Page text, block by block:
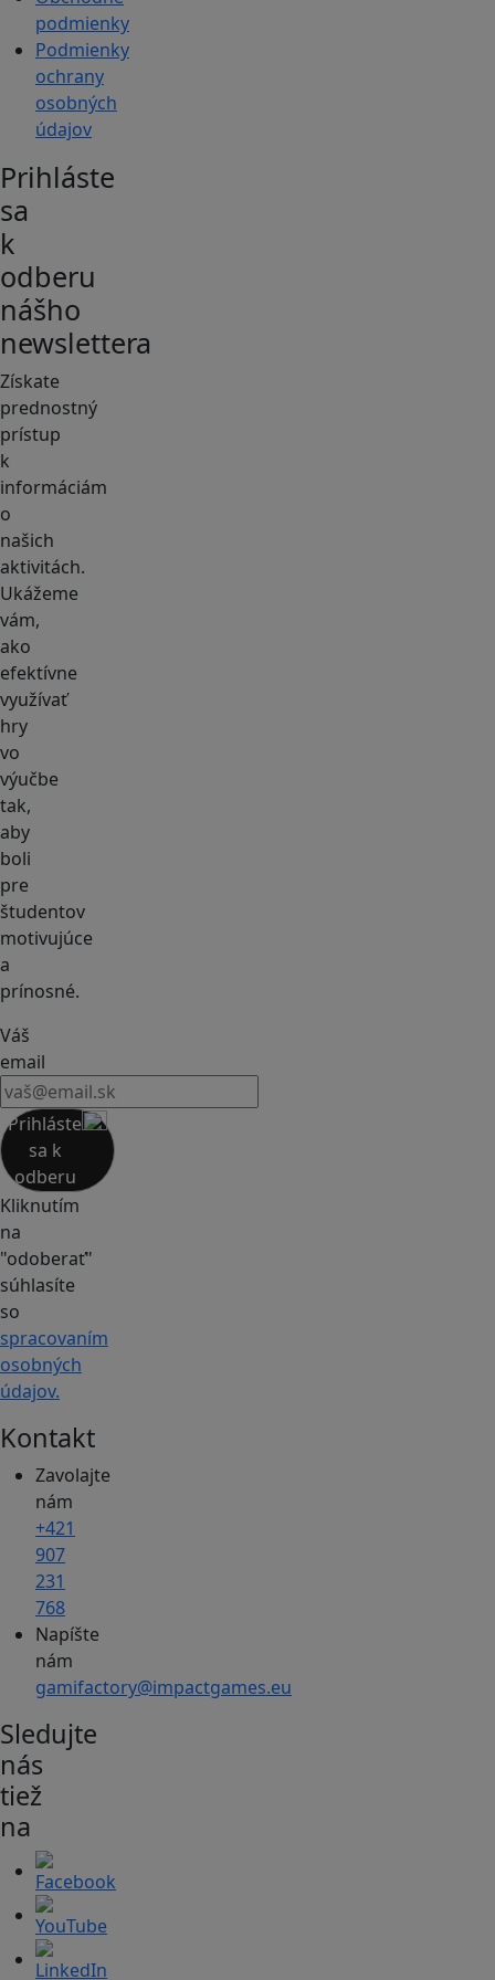
podmienky
Podmienky
ochrany
osobných
údajov
Prihláste
sa
k
odberu
nášho
newslettera
Získate
prednostný
prístup
k
informáciám
o
našich
aktivitách.
Ukážeme
vám,
ako
efektívne
využívať
hry
vo
výučbe
tak,
aby
boli
pre
študentov
motivujúce
a
prínosné.
Váš
email
Prihláste
sa k
odberu
Kliknutím
na
"odoberať"
súhlasíte
so
spracovaním
osobných
údajov.
Kontakt
Zavolajte
nám
+421
907
231
768
Napíšte
nám
gamifactory@impactgames.eu
Sledujte
nás
tiež
na